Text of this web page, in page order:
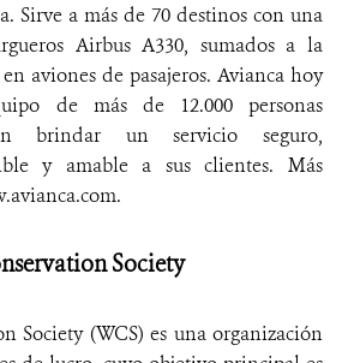
Sirve a más de 70 destinos con una
Airbus A330, sumados a la
aviones de pasajeros. Avianca hoy
de más de 12.000 personas
brindar un servicio seguro,
y amable a sus clientes. Más
Society
Society (WCS) es una organización